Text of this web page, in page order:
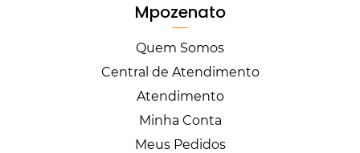
Mpozenato
Quem Somos
Central de Atendimento
Atendimento
Minha Conta
Meus Pedidos